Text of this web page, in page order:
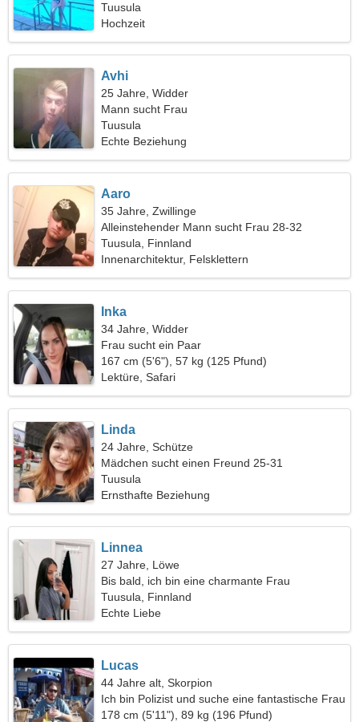
Tuusula
Hochzeit
Avhi
25 Jahre, Widder
Mann sucht Frau
Tuusula
Echte Beziehung
Aaro
35 Jahre, Zwillinge
Alleinstehender Mann sucht Frau 28-32
Tuusula, Finnland
Innenarchitektur, Felsklettern
Inka
34 Jahre, Widder
Frau sucht ein Paar
167 cm (5'6"), 57 kg (125 Pfund)
Lektüre, Safari
Linda
24 Jahre, Schütze
Mädchen sucht einen Freund 25-31
Tuusula
Ernsthafte Beziehung
Linnea
27 Jahre, Löwe
Bis bald, ich bin eine charmante Frau
Tuusula, Finnland
Echte Liebe
Lucas
44 Jahre alt, Skorpion
Ich bin Polizist und suche eine fantastische Frau
178 cm (5'11"), 89 kg (196 Pfund)